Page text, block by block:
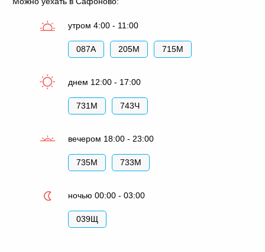
утром 4:00 - 11:00
087А 205М 715М
днем 12:00 - 17:00
731М 743Ч
вечером 18:00 - 23:00
735М 733М
ночью 00:00 - 03:00
039Щ